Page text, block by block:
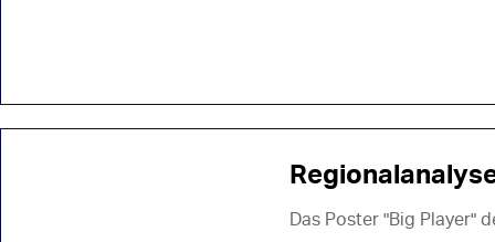
Das Poster "Big Player"